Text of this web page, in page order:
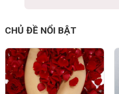
CHỦ ĐỀ NỔI BẬT